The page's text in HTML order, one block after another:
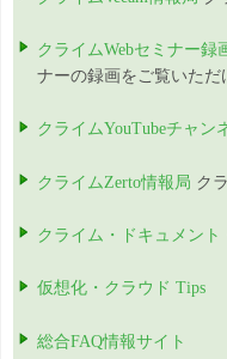
クライムWebセミナー録
ナーの録画をご覧いただ
クライムYouTubeチャン
クライムZerto情報局 ク
クライム・ドキュメント
仮想化・クラウド Tips
総合FAQ情報サイト